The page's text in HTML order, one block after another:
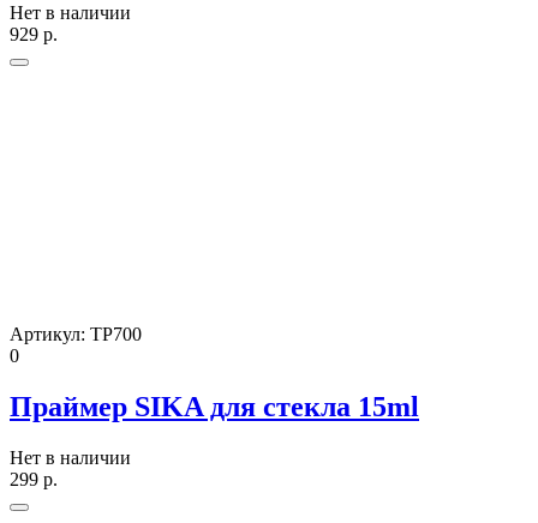
Нет в наличии
929 р.
Артикул: ТР700
0
Праймер SIKA для стекла 15ml
Нет в наличии
299 р.